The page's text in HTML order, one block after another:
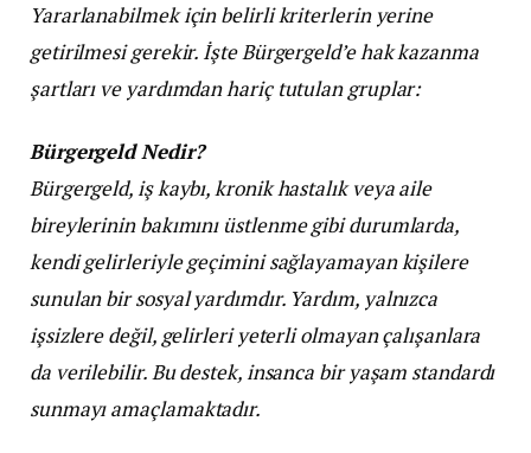
Yararlanabilmek için belirli kriterlerin yerine
getirilmesi gerekir. İşte Bürgergeld’e hak kazanma
şartları ve yardımdan hariç tutulan gruplar:
Bürgergeld Nedir?
Bürgergeld, iş kaybı, kronik hastalık veya aile
bireylerinin bakımını üstlenme gibi durumlarda,
kendi gelirleriyle geçimini sağlayamayan kişilere
sunulan bir sosyal yardımdır. Yardım, yalnızca
işsizlere değil, gelirleri yeterli olmayan çalışanlara
da verilebilir. Bu destek, insanca bir yaşam standardı
sunmayı amaçlamaktadır.